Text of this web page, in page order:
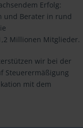
Erfolg:
und Berater in rund
Millionen Mitglieder.
wir bei der
Steuerermäßigung
mit dem